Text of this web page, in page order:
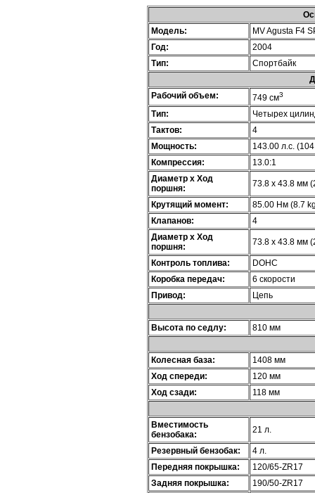
Модель:
MV Agusta F4
Год:
2004
Тип:
Спортбайк
Рабочий объем:
749 см3
Тип:
Четырех
Тактов:
4
Мощность:
143.00 л.с.
Компрессия:
13.0:1
Диаметр х Ход
поршня:
73.8 x 43.8 мм
Крутящий момент:
85.00 Нм (8.7
Клапанов:
4
Диаметр х Ход
поршня:
73.8 x 43.8 мм
Контроль топлива:
DOHC
Коробка передач:
6 скорости
Привод:
Цепь
Высота по седлу: 810 мм
Колесная база:
1408 мм
Ход спереди:
120 мм
Ход сзади:
118 мм
Вместимость
бензобака:
21 л.
Резервный бензобак:
4 л.
Передняя покрышка:
120/65-ZR17
Задняя покрышка:
190/50-ZR17